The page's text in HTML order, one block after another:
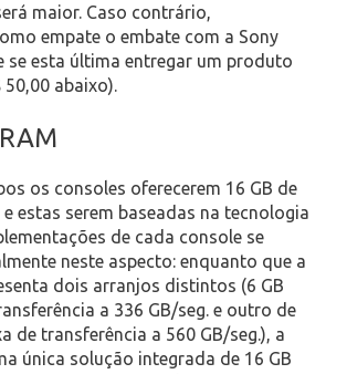
maior. Caso contrário,
empate o embate com a Sony
se esta última entregar um produto
50,00 abaixo).
os consoles oferecerem 16 GB de
estas serem baseadas na tecnologia
de cada console se
neste aspecto: enquanto que a
dois arranjos distintos (6 GB
a 336 GB/seg. e outro de
de transferência a 560 GB/seg.), a
única solução integrada de 16 GB